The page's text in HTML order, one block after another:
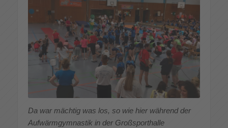
Da war mächtig was los, so wie hier während der
Aufwärmgymnastik in der Großsporthalle